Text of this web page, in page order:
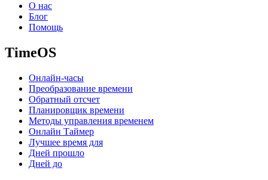
О нас
Блог
Помощь
TimeOS
Онлайн-часы
Преобразование времени
Обратный отсчет
Планировщик времени
Методы управления временем
Онлайн Таймер
Лучшее время для
Дней прошло
Дней до